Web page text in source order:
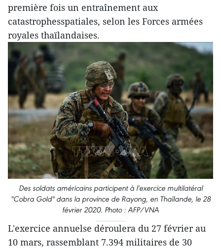
première fois un entraînement aux
catastrophesspatiales, selon les Forces armées
royales thaïlandaises.
Des soldats américains participent à l'exercice multilatéral
"Cobra Gold" dans la province de Rayong, en Thaïlande, le 28
février 2020. Photo : AFP/VNA
L'exercice annuelse déroulera du 27 février au
10 mars, rassemblant 7.394 militaires de 30